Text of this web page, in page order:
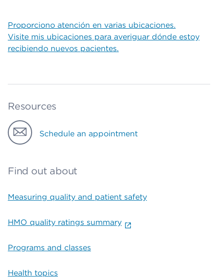
Proporciono atención en varias ubicaciones.
Visite mis ubicaciones para averiguar dónde estoy
recibiendo nuevos pacientes.
Resources
Schedule an appointment
Find out about
Measuring quality and patient safety
HMO quality ratings summary
Programs and classes
Health topics